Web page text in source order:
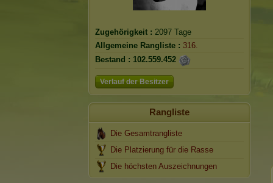
Zugehörigkeit : 2097 Tage
Allgemeine Rangliste : 316.
Bestand : 102.559.452
Verlauf der Besitzer
Rangliste
Die Gesamtrangliste
Die Platzierung für die Rasse
Die höchsten Auszeichnungen